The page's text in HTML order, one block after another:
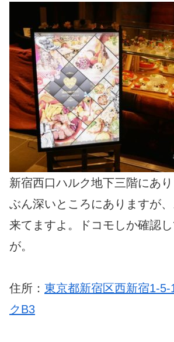
新宿西口ハルク地下三階にあ
ぶん深いところにありますが
来てますよ。ドコモしか確認
が。
住所： 東京都新宿区西新宿1-
クB3